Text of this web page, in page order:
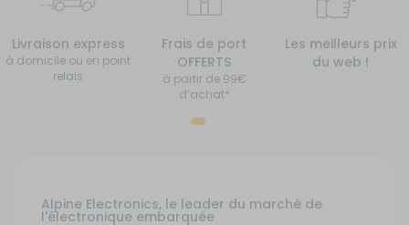
Livraison express
à domicile ou en point
relais
Frais de port
OFFERTS
à partir de 99€
d’achat*
Les meilleurs prix
du web !
Alpine Electronics, le leader du marché de
l'électronique embarquée